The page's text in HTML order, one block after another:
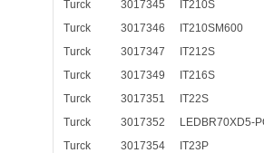
Turck
3017345
IT210S
Turck
3017346
IT210SM600
Turck
3017347
IT212S
Turck
3017349
IT216S
Turck
3017351
IT22S
Turck
3017352
LEDBR70XD5-
Turck
3017354
IT23P